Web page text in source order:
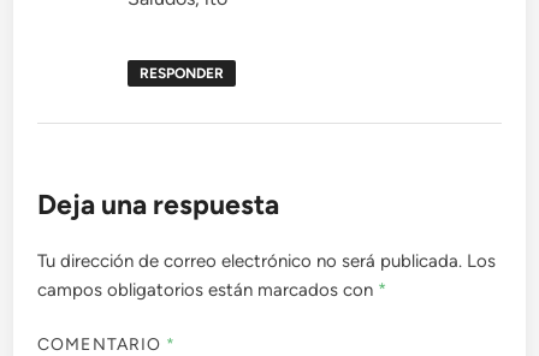
RESPONDER
Deja una respuesta
Tu dirección de correo electrónico no será publicada. Los
campos obligatorios están marcados con *
COMENTARIO *